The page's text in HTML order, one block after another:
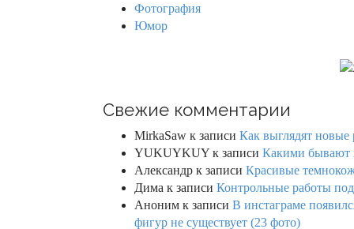
Фотография
Юмор
Свежие комментарии
MirkaSaw к записи Как выглядят новые
YUKUYKUY к записи Какими бывают
Александр к записи Красивые
Дима к записи Контрольные работы
Аноним к записи В инстаграме
фигур не существует (23 фото)